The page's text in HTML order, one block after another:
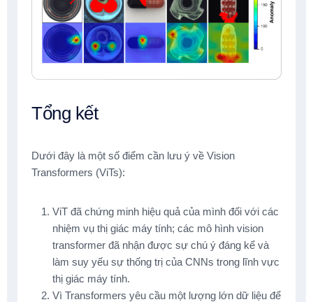
Tổng kết
Dưới đây là một số điểm cần lưu ý về Vision
Transformers (ViTs):
ViT đã chứng minh hiệu quả của mình đối với các
nhiệm vụ thị giác máy tính; các mô hình vision
transformer đã nhận được sự chú ý đáng kể và
làm suy yếu sự thống trị của CNNs trong lĩnh vực
thị giác máy tính.
Vì Transformers yêu cầu một lượng lớn dữ liệu để